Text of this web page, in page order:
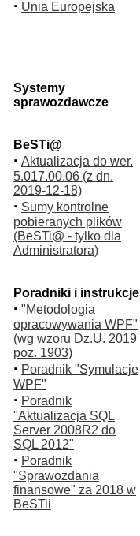
· Unia Europejska
Systemy
sprawozdawcze
BeSTi@
· Aktualizacja do wer.
5.017.00.06 (z dn.
2019-12-18)
· Sumy kontrolne
pobieranych plików
(BeSTi@ - tylko dla
Administratora)
Poradniki i instrukcje
· "Metodologia
opracowywania WPF"
(wg wzoru Dz.U. 2019
poz. 1903)
· Poradnik "Symulacje
WPF"
· Poradnik
"Aktualizacja SQL
Server 2008R2 do
SQL 2012"
· Poradnik
"Sprawozdania
finansowe" za 2018 w
BeSTii